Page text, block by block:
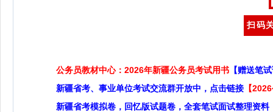
扫码
公务员教材中心：2026年新疆公务员考试用书 【赠送笔
新疆省考、事业单位考试交流群开放中，点击链接 【
新疆省考模拟卷，回忆版试题卷，全套笔试面试整理资料